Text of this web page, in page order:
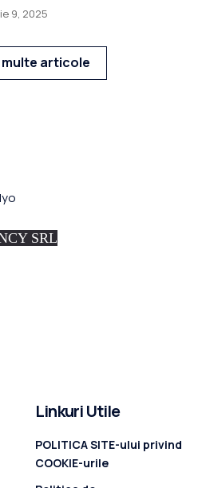
9, 2025
multe articole
SRL
Linkuri Utile
POLITICA SITE-ului privind
COOKIE-urile